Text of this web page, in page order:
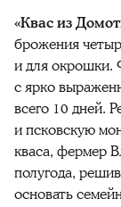
«Квас из
брожения
и для окрошки.
с ярко
всего 10 дней.
и псковскую
кваса, фермер
полугода,
основать